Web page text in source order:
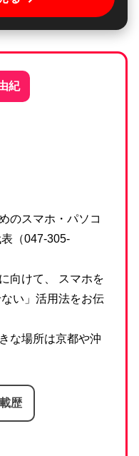
紀
のスマホ・パソコ
表（047-305-
向けて、 スマホを
い」活用法をお伝
な場所は京都や沖
歴